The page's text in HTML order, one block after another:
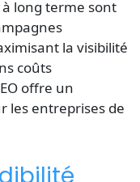
long terme sont
la visibilité
coûts
offre un
les entreprises de